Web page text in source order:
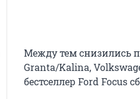
Между тем снизились
Granta/Kalina,
бестселлер Ford Focus